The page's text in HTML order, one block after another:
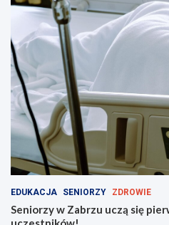
EDUKACJA SENIORZY ZDROWIE
Seniorzy w Zabrzu uczą się